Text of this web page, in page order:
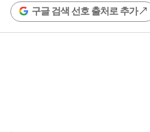
구글 검색 선호 출처로 추가